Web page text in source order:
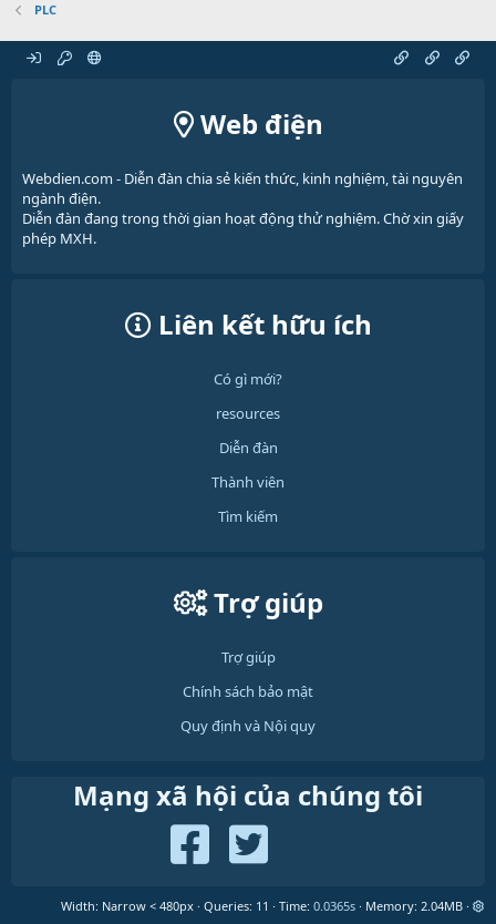
PLC
Web điện
Webdien.com - Diễn đàn chia sẻ kiến thức, kinh nghiệm, tài nguyên
ngành điện.
Diễn đàn đang trong thời gian hoạt động thử nghiệm. Chờ xin giấy
phép MXH.
Liên kết hữu ích
Có gì mới?
resources
Diễn đàn
Thành viên
Tìm kiếm
Trợ giúp
Trợ giúp
Chính sách bảo mật
Quy định và Nội quy
Mạng xã hội của chúng tôi
Width Queries 11 Time 0.0365s Memory 2.04MB